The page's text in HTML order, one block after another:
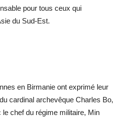
pour tous ceux qui
du Sud-Est.
en Birmanie ont exprimé leur
cardinal archevêque Charles Bo,
chef du régime militaire, Min